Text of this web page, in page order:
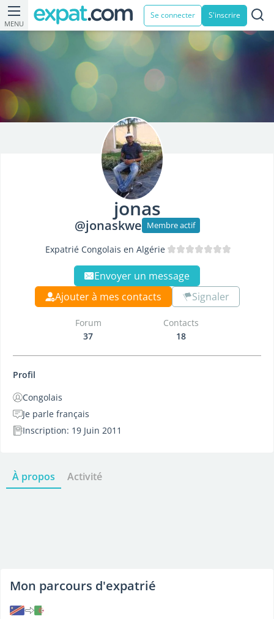
MENU
Se connecter S'inscrire
jonas
@jonaskwe Membre actif
Expatrié Congolais en Algérie
Envoyer un message
Ajouter à mes contacts
Signaler
Forum
37
Contacts
18
Profil
Congolais
Je parle français
Inscription: 19 Juin 2011
À propos Activité
Mon parcours d'expatrié